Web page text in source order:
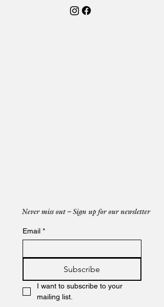
Email *
Subscribe
I want to subscribe to your
mailing list.